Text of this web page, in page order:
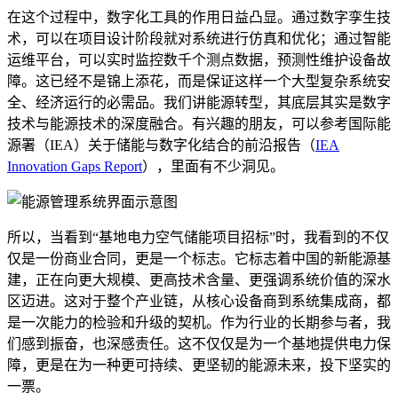
在这个过程中，数字化工具的作用日益凸显。通过数字孪生技
术，可以在项目设计阶段就对系统进行仿真和优化；通过智能
运维平台，可以实时监控数千个测点数据，预测性维护设备故
障。这已经不是锦上添花，而是保证这样一个大型复杂系统安
全、经济运行的必需品。我们讲能源转型，其底层其实是数字
技术与能源技术的深度融合。有兴趣的朋友，可以参考国际能
源署（IEA）关于储能与数字化结合的前沿报告（IEA
Innovation Gaps Report），里面有不少洞见。
所以，当看到“基地电力空气储能项目招标”时，我看到的不仅
仅是一份商业合同，更是一个标志。它标志着中国的新能源基
建，正在向更大规模、更高技术含量、更强调系统价值的深水
区迈进。这对于整个产业链，从核心设备商到系统集成商，都
是一次能力的检验和升级的契机。作为行业的长期参与者，我
们感到振奋，也深感责任。这不仅仅是为一个基地提供电力保
障，更是在为一种更可持续、更坚韧的能源未来，投下坚实的
一票。